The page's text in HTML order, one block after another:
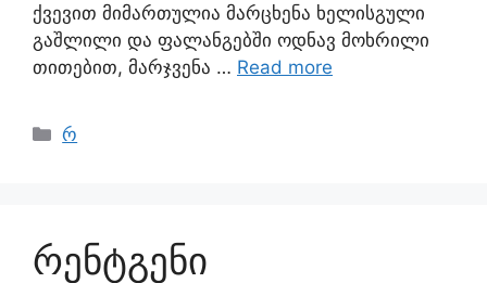
ქვევით მიმართულია მარცხენა ხელისგული
გაშლილი და ფალანგებში ოდნავ მოხრილი
თითებით, მარჯვენა … Read more
რ
რენტგენი